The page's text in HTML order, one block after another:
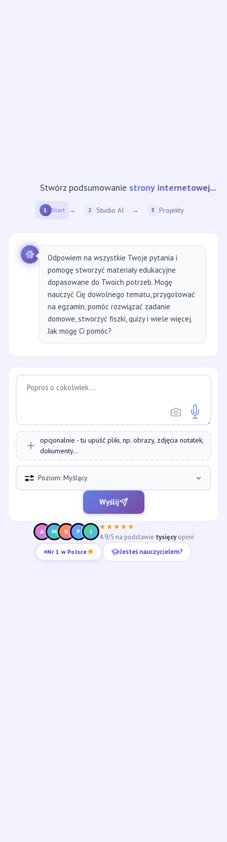
Stwórz podsumowanie filmu z YT...
1 Start → 2 Studio AI → 3 Projekty
Odpowiem na wszystkie Twoje pytania i
pomogę stworzyć materiały edukacyjne
dopasowane do Twoich potrzeb. Mogę
nauczyć Cię dowolnego tematu, przygotować
na egzamin, pomóc rozwiązać zadanie
domowe, stworzyć fiszki, quizy i wiele więcej.
Jak mogę Ci pomóc?
opcjonalnie - tu upuść pliki, np. obrazy, zdjęcia notatek,
dokumenty...
Poziom: Myślący
Wyślij
A M K P J
★★★★★
4.9/5 na podstawie tysięcyopinii
Nr 1 w Polsce Jesteś nauczycielem?